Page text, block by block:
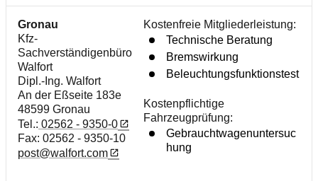
Gronau
Kfz-
Sachverständigenbüro
Walfort
Dipl.-Ing. Walfort
An der Eßseite 183e
48599 Gronau
Tel.: 02562 - 9350-0
Fax: 02562 - 9350-10
post@walfort.com
Kostenfreie Mitgliederleistung:
Technische Beratung
Bremswirkung
Beleuchtungsfunktionstest
Kostenpflichtige
Fahrzeugprüfung:
Gebrauchtwagenuntersuc
hung